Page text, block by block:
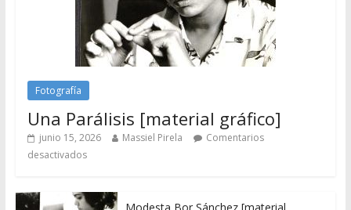
Fotografía
Una Parálisis [material gráfico]
junio 15, 2026 Massiel Pirela
Comentarios
desactivados